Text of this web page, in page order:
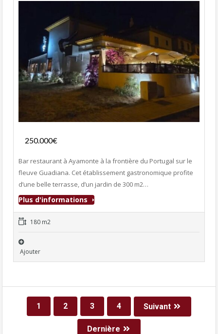
Fonds de commerce
250.000€
Bar restaurant à Ayamonte à la frontière du Portugal sur le
fleuve Guadiana. Cet établissement gastronomique profite
d’une belle terrasse, d’un jardin de 300 m2…
Plus d'informations
180 m2
Ajouter
1 2 3 4 Suivant
Dernière